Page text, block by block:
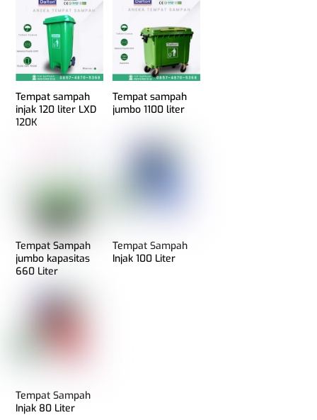
Tempat sampah
injak 120 liter LXD
120K
Tempat sampah
jumbo 1100 liter
Tempat Sampah
jumbo kapasitas
660 Liter
Tempat Sampah
Injak 100 Liter
Tempat Sampah
Injak 80 Liter